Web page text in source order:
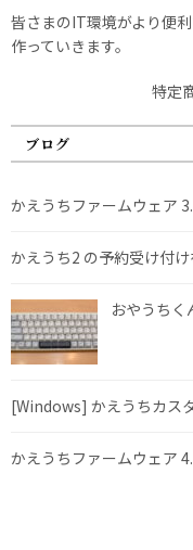
皆さまのIT環境がより便
作っていきます。
特定
ブログ
かえうちファームウェア
かえうち2 の予約受け付
おやうちく
[Windows] かえうちカス
かえうちファームウェア